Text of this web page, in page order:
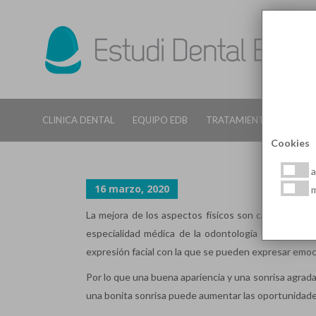
CLINICA DENTAL EQUIPO EDB TRATAMIENTOS
¿CÓMO PUEDO OBTENER
16 marzo, 2020
La mejora de los aspectos físicos son cada vez
especialidad médica de la odontología ya que
expresión facial con la que se pueden expresar
Por lo que una buena apariencia y una sonrisa
una bonita sonrisa puede aumentar las
Cookies